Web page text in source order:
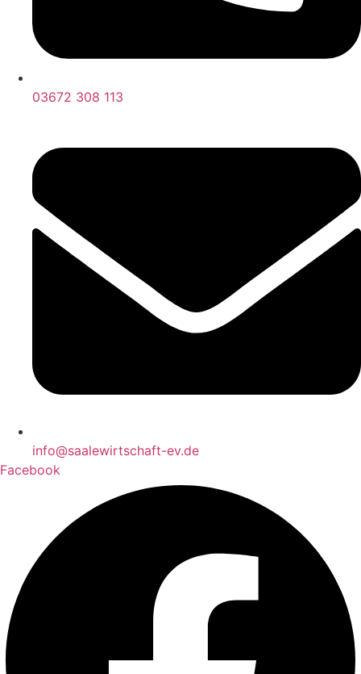
03672 308 113
info@saalewirtschaft-ev.de
Facebook